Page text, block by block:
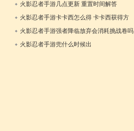
火影忍者手游几点更新 重置时间解答
火影忍者手游卡卡西怎么得 卡卡西获得方
法
火影忍者手游强者降临放弃会消耗挑战卷吗
火影忍者手游兜什么时候出